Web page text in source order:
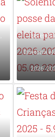
Diretoria
2026-